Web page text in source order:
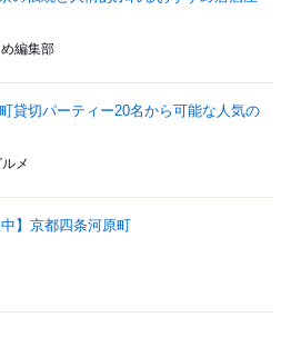
編集部
貸切パーティー20名から可能な人気の
メ
中】京都四条河原町